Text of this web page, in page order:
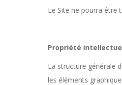
Le Site ne pourra être
Propriété
La structure générale
les éléments